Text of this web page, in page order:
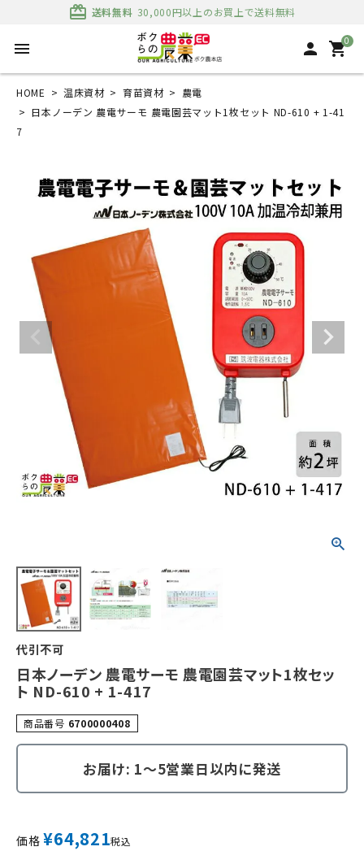
card_giftcard 送料無料 30,000円以上のお買上で送料無料
menu person 0
shopping_cart
HOME 温床資材 育苗資材
農電
日本ノーデン 農電サーモ 農電園芸マット1枚セット ND-610 + 1-41
7
代引不可
日本ノーデン 農電サーモ 農電園芸マット1枚セッ
ト ND-610 + 1-417
商品番号 6700000408
お届け: 1～5営業日以内に発送
価格 ¥64,821税込